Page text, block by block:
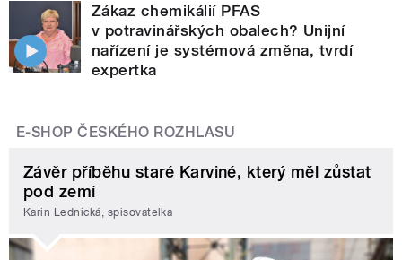
Zákaz chemikálií PFAS
v potravinářských obalech? Unijní
nařízení je systémová změna, tvrdí
expertka
E-SHOP ČESKÉHO ROZHLASU
Závěr příběhu staré Karviné, který měl zůstat
pod zemí
Karin Lednická, spisovatelka